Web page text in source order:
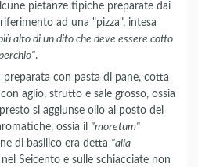
pietanze tipiche preparate dai
ad una "pizza", intesa
alto di un dito che deve essere cotto
.
preparata con pasta di pane, cotta
aglio, strutto e sale grosso, ossia
si aggiunse olio al posto del
ossia il "moretum"
di basilico era detta "alla
Seicento e sulle schiacciate non